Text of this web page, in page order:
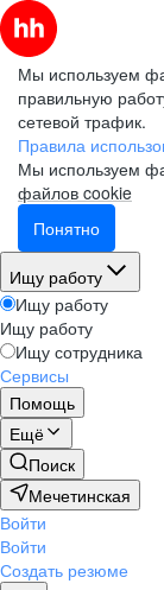
Мы используем
правильную
сетевой трафик.
Правила
Мы используем
файлов cookie
Понятно
Ищу работу
Ищу работу
Ищу работу
Ищу сотрудника
Сервисы
Помощь
Ещё
Поиск
Мечетинская
Войти
Войти
Создать резюме